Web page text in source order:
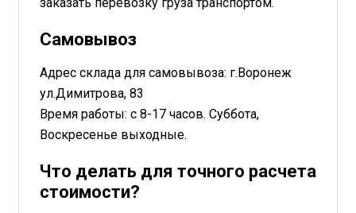
Самовывоз
Адрес склада для самовывоза: г.Воронеж
ул.Димитрова, 83
Время работы: с 8-17 часов. Суббота,
Воскресенье выходные.
Что делать для точного расчета
стоимости?